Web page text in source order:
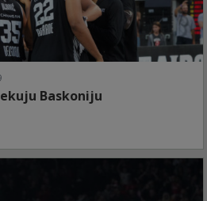
Baskoniju